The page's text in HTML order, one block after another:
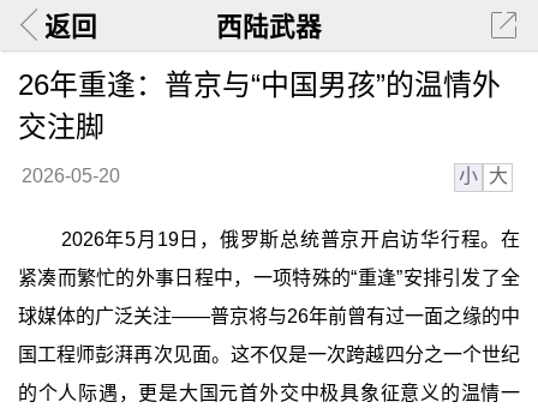
返回 西陆武器
26年重逢：普京与“中国男孩”的温情外
交注脚
2026-05-20 小 大
2026年5月19日，俄罗斯总统普京开启访华行程。在
紧凑而繁忙的外事日程中，一项特殊的“重逢”安排引发了全
球媒体的广泛关注——普京将与26年前曾有过一面之缘的中
国工程师彭湃再次见面。这不仅是一次跨越四分之一个世纪
的个人际遇，更是大国元首外交中极具象征意义的温情一